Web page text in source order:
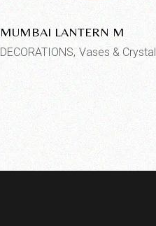
MUMBAI LANTERN M
DECORATIONS Vases & Crystal